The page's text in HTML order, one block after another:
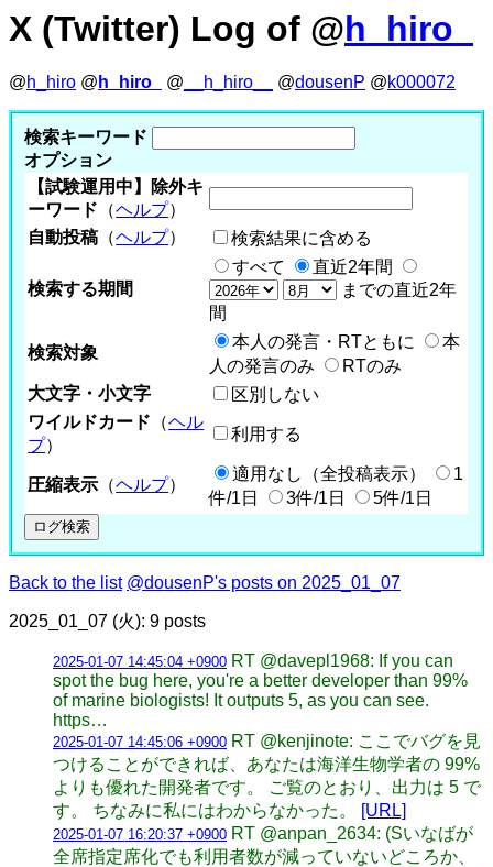
X (Twitter) Log of @h_hiro_
@h_hiro @ h_hiro_ @ __h_hiro__ @dousenP @k000072
検索キーワード
オプション
【試験運用中】除外キ
ーワード （ヘルプ）
自動投稿 （ヘルプ） 検索結果に含める
検索する期間
すべて
直近2年間
までの直近2年
間
検索対象
本人の発言・RTともに
本
人の発言のみ
RTのみ
大文字・小文字
区別しない
ワイルドカード （ヘル
プ）
利用する
圧縮表示 （ヘルプ）
適用なし（全投稿表示）
1
件/1日
3件/1日 5件/1日
Back to the list @dousenP's posts on 2025_01_07
2025_01_07 (火): 9 posts
2025-01-07 14:45:04 +0900 RT @davepl1968: If you can
spot the bug here, you're a better developer than 99%
of marine biologists! It outputs 5, as you can see.
https…
2025-01-07 14:45:06 +0900 RT @kenjinote: ここでバグを見
つけることができれば、あなたは海洋生物学者の 99%
よりも優れた開発者です。 ご覧のとおり、出力は 5 で
す。 ちなみに私にはわからなかった。
[URL]
2025-01-07 16:20:37 +0900 RT @anpan_2634: (Sいなばが
全席指定席化でも利用者数が減っていないどころか、